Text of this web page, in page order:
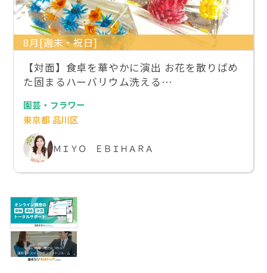
8月[週末・祝日]
【対面】食卓を華やかに演出 お花を散りばめ
た固まるハーバリウム洗える…
園芸・フラワー
東京都 品川区
ＭＩＹＯ ＥＢＩＨＡＲＡ